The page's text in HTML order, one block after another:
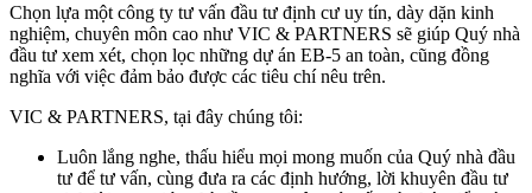
Chọn lựa một công ty tư vấn đầu tư định cư uy tín, dày dặn kinh
nghiệm, chuyên môn cao như VIC & PARTNERS sẽ giúp Quý nhà
đầu tư xem xét, chọn lọc những dự án EB-5 an toàn, cũng đồng
nghĩa với việc đảm bảo được các tiêu chí nêu trên.
VIC & PARTNERS, tại đây chúng tôi:
Luôn lắng nghe, thấu hiểu mọi mong muốn của Quý nhà đầu
tư để tư vấn, cùng đưa ra các định hướng, lời khuyên đầu tư